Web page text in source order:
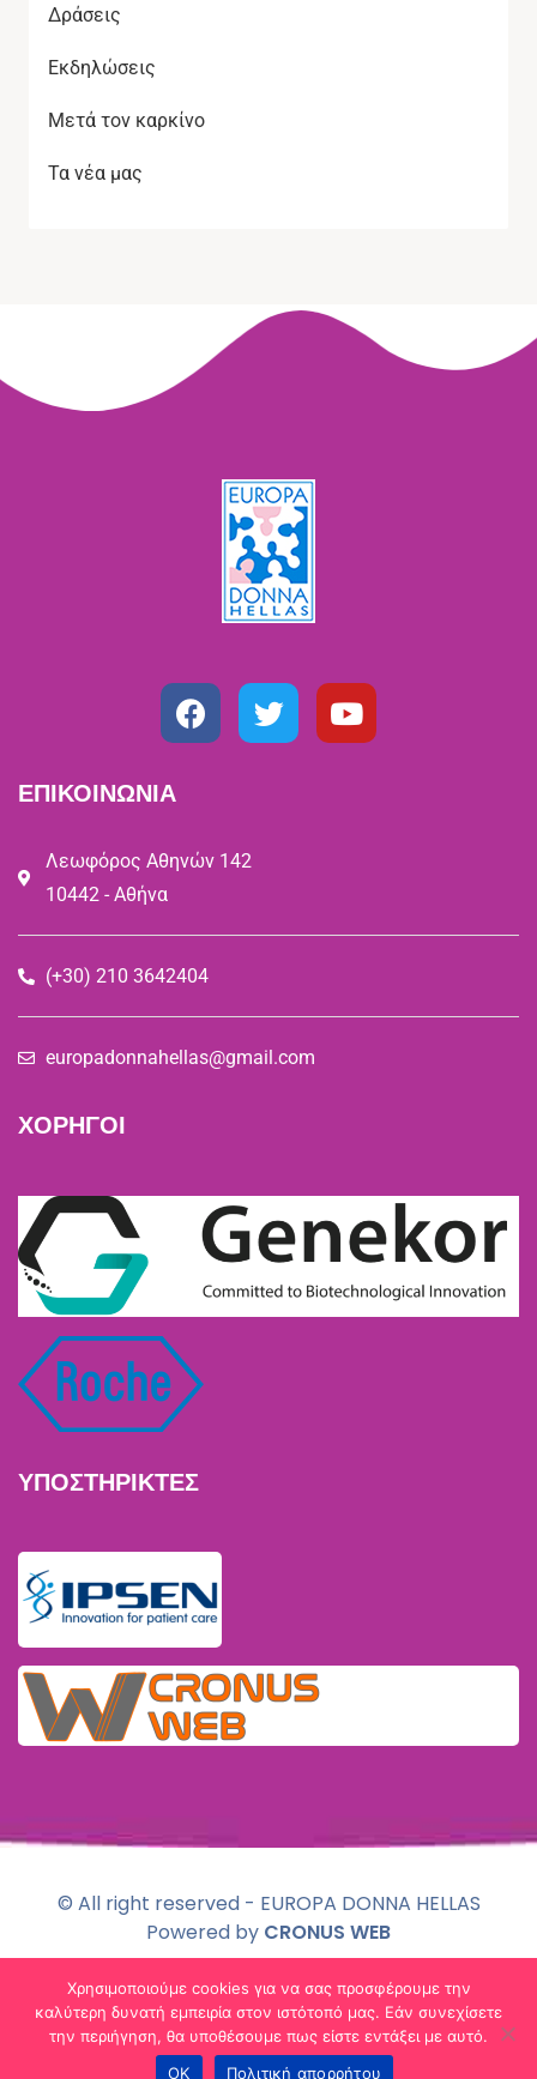
Δράσεις
Εκδηλώσεις
Μετά τον καρκίνο
Τα νέα μας
ΕΠΙΚΟΙΝΩΝΙΑ
Λεωφόρος Αθηνών 142
10442 - Αθήνα
(+30) 210 3642404
europadonnahellas@gmail.com
ΧΟΡΗΓΟΙ
ΥΠΟΣΤΗΡΙΚΤΕΣ
© All right reserved - EUROPA DONNA HELLAS
Powered by CRONUS WEB
Πολιτική Απορρήτου & Χρήσης Cookies
Χρησιμοποιούμε cookies για να σας προσφέρουμε την
καλύτερη δυνατή εμπειρία στον ιστότοπό μας. Εάν συνεχίσετε
την περιήγηση, θα υποθέσουμε πως είστε εντάξει με αυτό.
ΟΚ
Πολιτική απορρήτου